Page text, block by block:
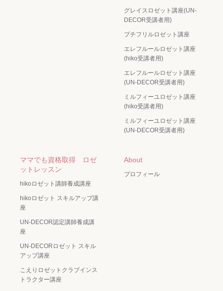
グレイスロゼット講座(UN-
DECOR受講者用)
プチフリルロゼット講座
エレフルールロゼット講座
(hiko受講者用)
エレフルールロゼット講座
(UN-DECOR受講者用)
ミルフィーユロゼット講座
(hiko受講者用)
ミルフィーユロゼット講座
(UN-DECOR受講者用)
ママでも資格取得 ロゼ
ットレッスン
hikoロゼット講師養成講座
hikoロゼット スキルアップ講
座
UN-DECOR認定講師養成講
座
UN-DECORロゼット スキル
アップ講座
こえりロゼットクラブインス
トラクター講座
About
プロフィール